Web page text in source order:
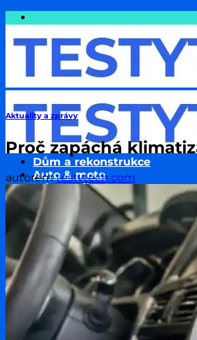
Přeskočit
obsah
Dům a rekonstrukce
Auto & moto
Informatika & Internet
Cestování
Finance a Peníze
Podnikání & Technologie
Pojištění
Sport
Zdraví a wellness
Životní styl
Zvířata & jejich chov
Rodina a děti
Testování produktů
Aktuality & zprávy
Aktuality a zprávy
Proč zapáchá
autoremtestytech.com